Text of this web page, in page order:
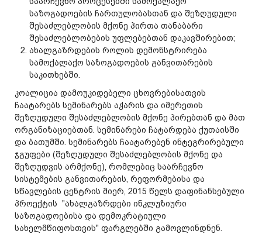
საზოგადოების ჩართულობასთან და შეზღუდული
შესაძლებლობის მქონე პირთა თანაბარი
შესაძლებლობების უფლებებთან დაკავშირებით;
ახალგაზრდების როლის დემონსტრირება
სამოქალაქო საზოგადოების განვითარების
საკითხებში.
კოალიცია დამოუკიდებელი ცხოვრებისათვის
ჩაატარებს სემინარებს აჭარის და იმერეთის
შეზღუდული შესაძლებლობის მქონე პირებთან და მათ
ორგანიზაციებთან. სემინარები ჩატარდება ქუთაისში
და ბათუმში. სემინარებს ჩაატარებენ ინტეგრირებული
ჯგუფები (შეზღუდული შესაძლებლობის მქონე და
შეზღუდვის არმქონე), რომლებიც საარჩევნო
სისტემების განვითარების, რეფორმებისა და
სწავლების ცენტრის მიერ, 2015 წელს დაფინანსებული
პროექტის "ახალგაზრდები ინკლუზიური
საზოგადოებისა და დემოკრატიული
სახელმწიფოსთვის" ფარგლებში გამოვლინდნენ.